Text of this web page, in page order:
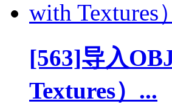
[563]导入
Textures）...